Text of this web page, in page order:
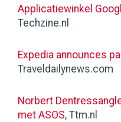
Applicatiewinkel
Techzine.nl
Expedia announces
Traveldailynews.com
Norbert
met ASOS, Ttm.nl